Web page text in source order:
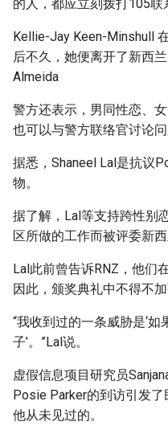
的人，都应立刻拨打105联
Kellie-Jay Keen-Minshull
后不久，她便离开了新西
Almeida
警方还表示，男同性恋、
也可以与警方联络官讨论问
据悉，Shaneel Lal是抗议
物。
据了解，Lal等支持跨性别
区所做的工作而被评委新西
Lal此前曾告诉RNZ，他们
因此，颁奖典礼中不得不加
“我收到过的一条威胁是‘
子’。”Lal说。
虚假信息项目研究员
Posie Parker的到访引发
他从未见过的。